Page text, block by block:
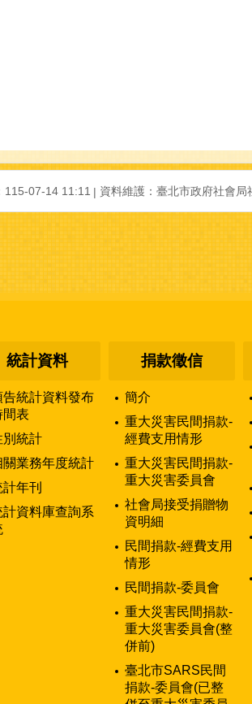
115-07-14 11:11 資料維護：臺北市政府社會局
統計資料
告統計資料發布
間表
別統計
關業務年度統計
計年刊
計資料庫查詢系
捐款徵信
簡介
重大災害民間捐款-
經費支用情形
重大災害民間捐款-
重大災害委員會
社會局接受捐贈物
資明細
民間捐款-經費支用
情形
民間捐款-委員會
重大災害民間捐款-
重大災害委員會(整
併前)
臺北市SARS民間
捐款-委員會(已整